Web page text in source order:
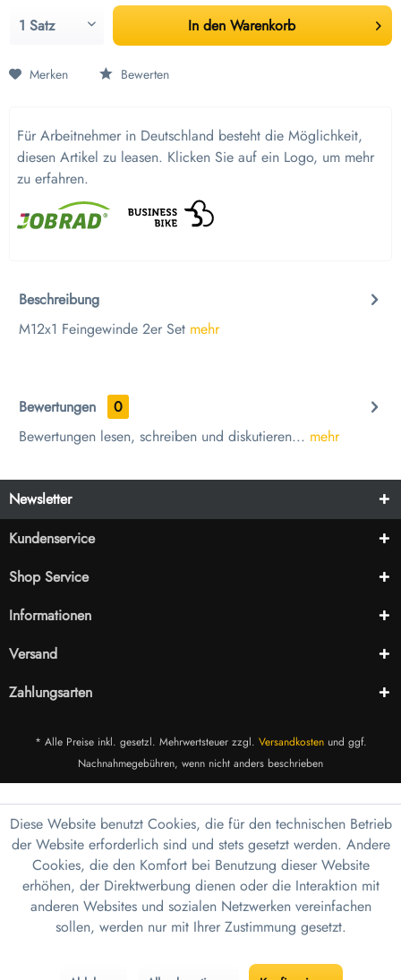
In den Warenkorb
Merken Bewerten
Für Arbeitnehmer in Deutschland besteht die Möglichkeit,
diesen Artikel zu leasen. Klicken Sie auf ein Logo, um mehr
zu erfahren.
Beschreibung
M12x1 Feingewinde 2er Set mehr
Bewertungen
0
Bewertungen lesen, schreiben und diskutieren... mehr
Newsletter
Kundenservice
Shop Service
Informationen
Versand
Zahlungsarten
* Alle Preise inkl. gesetzl. Mehrwertsteuer zzgl. Versandkostenund ggf.
Nachnahmegebühren, wenn nicht anders beschrieben
Diese Website benutzt Cookies, die für den technischen Betrieb
der Website erforderlich sind und stets gesetzt werden. Andere
Cookies, die den Komfort bei Benutzung dieser Website
erhöhen, der Direktwerbung dienen oder die Interaktion mit
anderen Websites und sozialen Netzwerken vereinfachen
sollen, werden nur mit Ihrer Zustimmung gesetzt.